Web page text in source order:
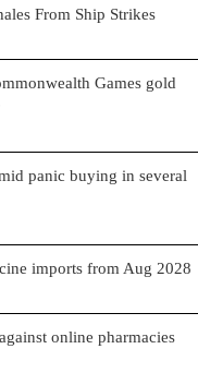
From Ship Strikes
Games gold
panic buying in several
imports from Aug 2028
online pharmacies